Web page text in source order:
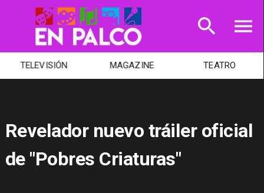
TELEVISIÓN MAGAZINE TEATRO
Revelador nuevo tráiler oficial
de "Pobres Criaturas"